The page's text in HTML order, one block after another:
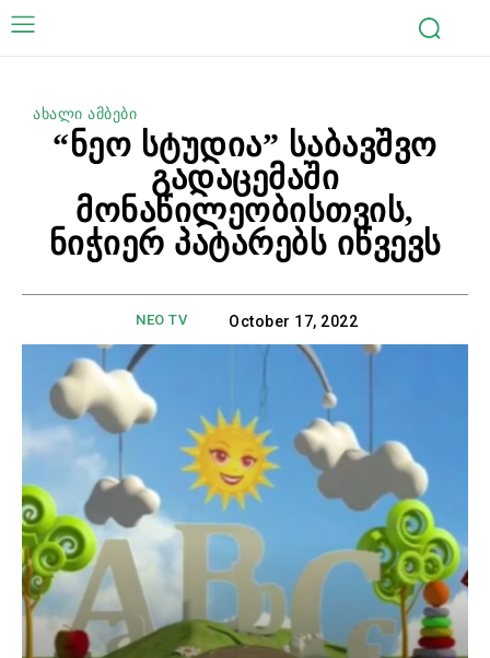
ახალი ამბები
“ნეო სტუდია” საბავშვო
გადაცემაში
მონაწილეობისთვის,
ნიჭიერ პატარებს იწვევს
NEO TV October 17, 2022